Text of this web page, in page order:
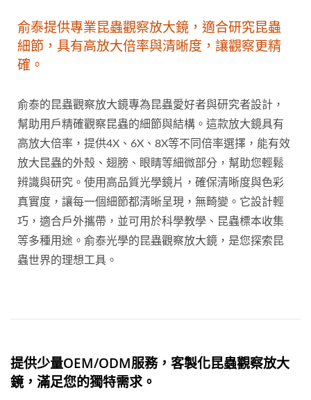
俞泰提供專業昆蟲觀察放大鏡，適合研究昆蟲
細節，具有高放大倍率與清晰度，讓觀察更精
確。
俞泰的昆蟲觀察放大鏡專為昆蟲愛好者與研究者設計，
幫助用戶精確觀察昆蟲的細節與結構。這款放大鏡具有
高放大倍率，提供4X、6X、8X等不同倍率選擇，能有效
放大昆蟲的外殼、翅膀、眼睛等細微部分，幫助您輕鬆
辨識與研究。使用高品質光學鏡片，確保清晰度與色彩
真實度，讓每一個細節都清晰呈現，無畸變。它設計輕
巧，適合戶外攜帶，並可用於科學教學、昆蟲標本收集
等多種用途。俞泰光學的昆蟲觀察放大鏡，是您探索昆
蟲世界的理想工具。
提供少量OEM/ODM服務，客製化昆蟲觀察放大
鏡，滿足您的獨特需求。